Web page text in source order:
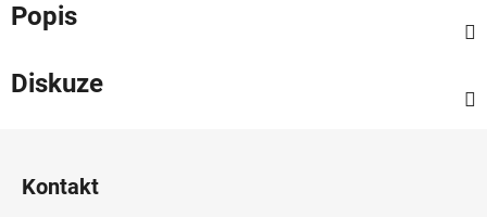
Popis
Diskuze
Kontakt